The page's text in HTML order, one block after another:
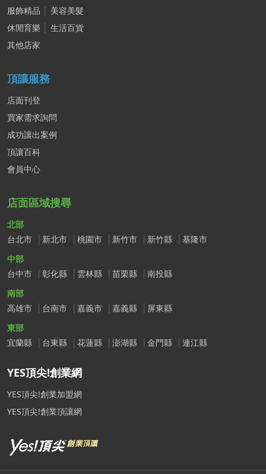
服飾精品
美容美髮
休閒育樂
生活百貨
其他店家
頂讓服務
店面刊登
買家需求詢問
成功讓出案例
頂讓百科
會員中心
店面區域搜尋
北部
台北市
新北市 桃園市 新竹市 新竹縣
基隆市
中部
台中市
彰化縣 雲林縣 苗栗縣
南投縣
南部
高雄市
台南市 嘉義市 嘉義縣
屏東縣
東部
宜蘭縣
台東縣 花蓮縣 澎湖縣 金門縣 連江縣
YES頂尖!創業網
YES頂尖!創業加盟網
YES頂尖!創業頂讓網